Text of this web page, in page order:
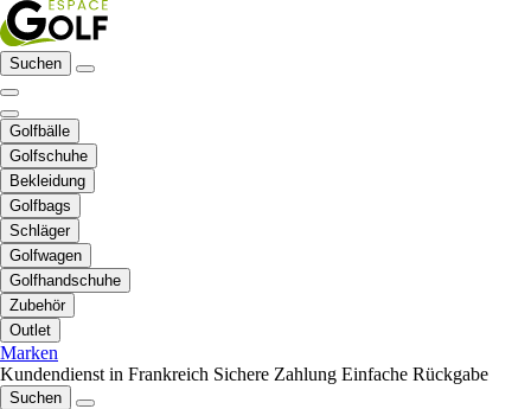
Suchen
Golfbälle
Golfschuhe
Bekleidung
Golfbags
Schläger
Golfwagen
Golfhandschuhe
Zubehör
Outlet
Marken
Kundendienst in Frankreich Sichere Zahlung Einfache Rückgabe
Suchen